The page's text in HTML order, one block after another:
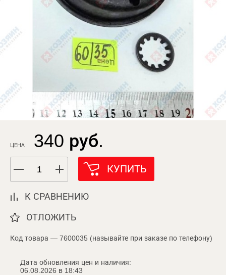
ЦЕНА 340 руб.
КУПИТЬ
К СРАВНЕНИЮ
ОТЛОЖИТЬ
Код товара — 7600035 (называйте при заказе по телефону)
Дата обновления цен и наличия:
06.08.2026 в 18:43